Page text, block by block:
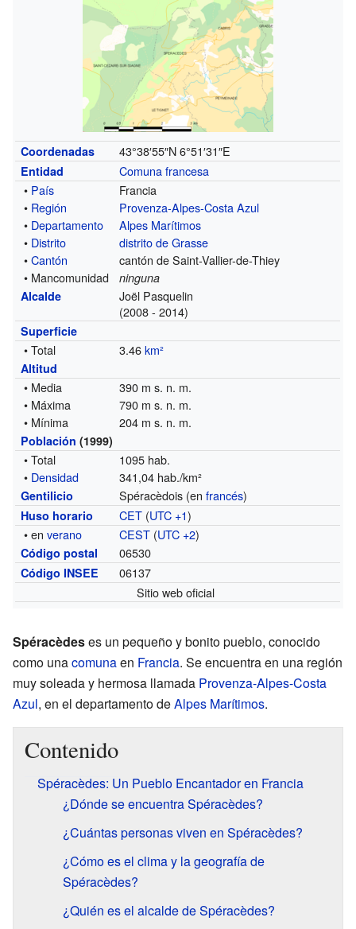
Coordenadas 43°38′55″N 6°51′31″E
Entidad
Comuna francesa
• País
Francia
• Región
Provenza-Alpes-Costa Azul
• Departamento
Alpes Marítimos
• Distrito
distrito de Grasse
•Cantón
cantón de Saint-Vallier-de-Thiey
• Mancomunidad
ninguna
Alcalde
Joël Pasquelin
(2008 - 2014)
Superficie
• Total 3.46km²
Altitud
• Media
390 m s. n. m.
• Máxima
790 m s. n. m.
• Mínima
204 m s. n. m.
Población (1999)
• Total
1095 hab.
• Densidad 341,04 hab./km²
Gentilicio Spéracèdois (enfrancés)
Huso horario CET (UTC +1)
• enverano CEST (UTC +2)
Código postal 06530
Código INSEE
06137
Sitio web oficial
Spéracèdeses un pequeño y bonito pueblo, conocido
como unacomunaen Francia. Se encuentra en una región
muy soleada y hermosa llamada Provenza-Alpes-Costa
Azul, en el departamento deAlpes Marítimos.
Contenido
Spéracèdes: Un Pueblo Encantador en Francia
¿Dónde se encuentra Spéracèdes?
¿Cuántas personas viven en Spéracèdes?
¿Cómo es el clima y la geografía de
Spéracèdes?
¿Quién es el alcalde de Spéracèdes?